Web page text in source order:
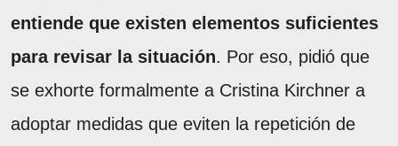
entiende que existen elementos suficientes
para revisar la situación. Por eso, pidió que
se exhorte formalmente a Cristina Kirchner a
adoptar medidas que eviten la repetición de